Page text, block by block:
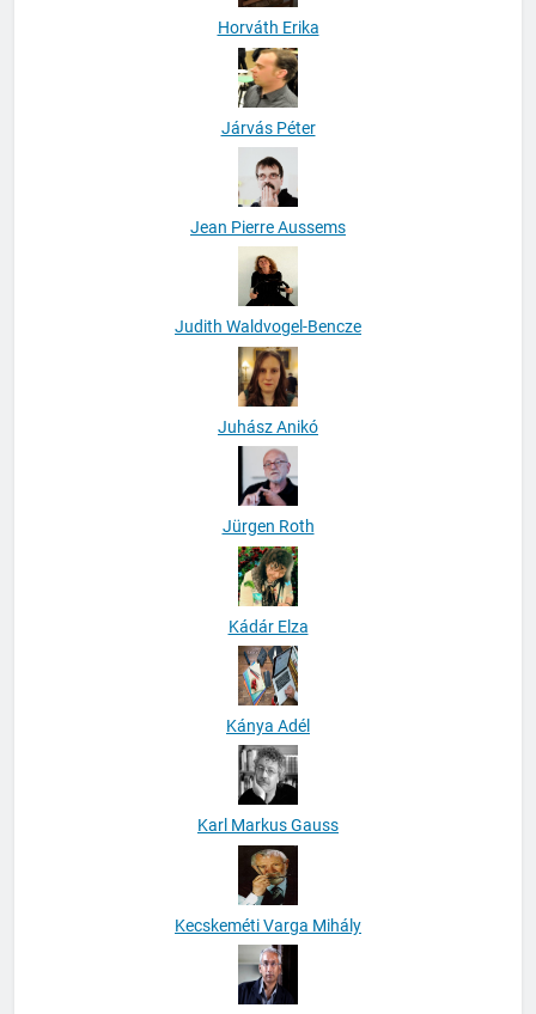
Horváth Erika
Járvás Péter
Jean Pierre Aussems
Judith Waldvogel-Bencze
Juhász Anikó
Jürgen Roth
Kádár Elza
Kánya Adél
Karl Markus Gauss
Kecskeméti Varga Mihály